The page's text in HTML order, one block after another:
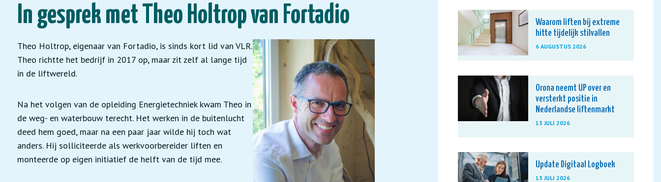
In gesprek met Theo Holtrop van Fortadio
Theo Holtrop, eigenaar van Fortadio, is sinds kort lid van VLR.
Theo richtte het bedrijf in 2017 op, maar zit zelf al lange tijd
in de liftwereld.
Na het volgen van de opleiding Energietechniek kwam Theo in
de weg- en waterbouw terecht. Het werken in de buitenlucht
deed hem goed, maar na een paar jaar wilde hij toch wat
anders. Hij solliciteerde als werkvoorbereider liften en
monteerde op eigen initiatief de helft van de tijd mee.
Waarom liften bij extreme
hitte tijdelijk stilvallen
6 AUGUSTUS 2026
Orona neemt UP over en
versterkt positie in
Nederlandse liftenmarkt
13 JULI 2026
Update Digitaal Logboek
13 JULI 2026